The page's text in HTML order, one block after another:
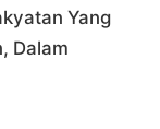
Yang
Dalam